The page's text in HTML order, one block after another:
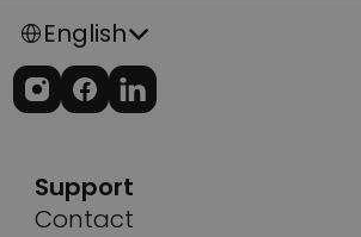
English
Support
Contact